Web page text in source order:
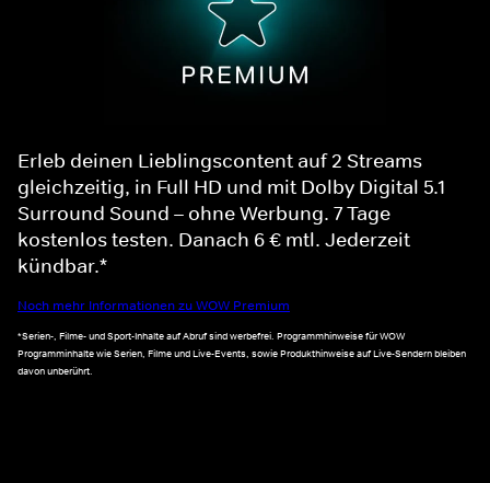
Erleb deinen Lieblingscontent auf 2 Streams
gleichzeitig, in Full HD und mit Dolby Digital 5.1
Surround Sound – ohne Werbung. 7 Tage
kostenlos testen. Danach 6 € mtl. Jederzeit
kündbar.*
Noch mehr Informationen zu WOW Premium
*Serien-, Filme- und Sport-Inhalte auf Abruf sind werbefrei. Programmhinweise für WOW
Programminhalte wie Serien, Filme und Live-Events, sowie Produkthinweise auf Live-Sendern bleiben
davon unberührt.